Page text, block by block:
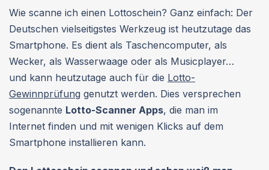
Wie scanne ich einen Lottoschein? Ganz einfach: Der
Deutschen vielseitigstes Werkzeug ist heutzutage das
Smartphone. Es dient als Taschencomputer, als
Wecker, als Wasserwaage oder als Musicplayer…
und kann heutzutage auch für die Lotto-
Gewinnprüfung genutzt werden. Dies versprechen
sogenannte Lotto-Scanner Apps, die man im
Internet finden und mit wenigen Klicks auf dem
Smartphone installieren kann.